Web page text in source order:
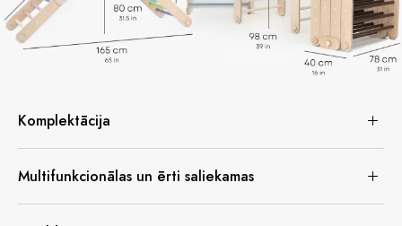
Komplektācija
Multifunkcionālas un ērti saliekamas